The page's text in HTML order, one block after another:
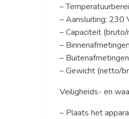
–
– Aansluiting: 230
– Capaciteit
–
–
– Gewicht (netto/
Veiligheids- en
– Plaats het